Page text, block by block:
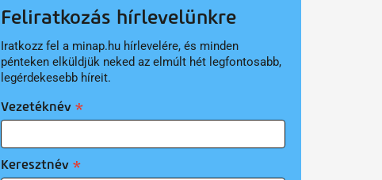
Feliratkozás hírlevelünkre
Iratkozz fel a minap.hu hírlevelére, és minden
pénteken elküldjük neked az elmúlt hét legfontosabb,
legérdekesebb híreit.
Vezetéknév
Keresztnév